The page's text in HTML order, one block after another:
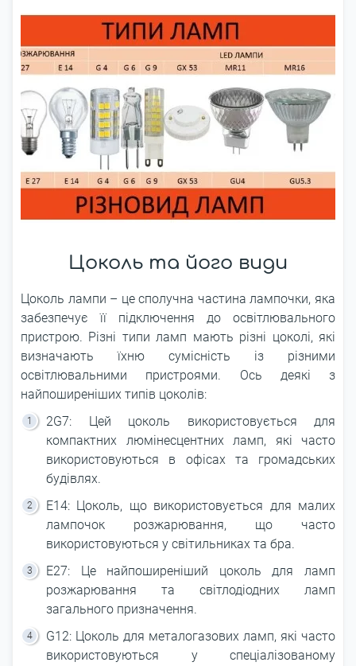
Цоколь та його види
Цоколь лампи – це сполучна частина лампочки, яка
забезпечує її підключення до освітлювального
пристрою. Різні типи ламп мають різні цоколі, які
визначають їхню сумісність із різними
освітлювальними пристроями. Ось деякі з
найпоширеніших типів цоколів:
2G7: Цей цоколь використовується для
компактних люмінесцентних ламп, які часто
використовуються в офісах та громадських
будівлях.
E14: Цоколь, що використовується для малих
лампочок розжарювання, що часто
використовуються у світильниках та бра.
E27: Це найпоширеніший цоколь для ламп
розжарювання та світлодіодних ламп
загального призначення.
G12: Цоколь для металогазових ламп, які часто
використовуються у спеціалізованому